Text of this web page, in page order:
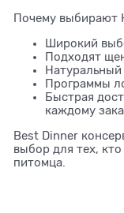
Почему выбирают
Широкий
Подходят
Программы
Быстрая
каждому
Best Dinner
выбор для тех, кто
питомца.